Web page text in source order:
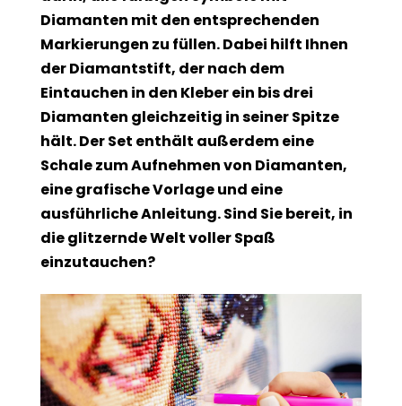
Diamanten mit den entsprechenden
Markierungen zu füllen. Dabei hilft Ihnen
der Diamantstift, der nach dem
Eintauchen in den Kleber ein bis drei
Diamanten gleichzeitig in seiner Spitze
hält. Der Set enthält außerdem eine
Schale zum Aufnehmen von Diamanten,
eine grafische Vorlage und eine
ausführliche Anleitung. Sind Sie bereit, in
die glitzernde Welt voller Spaß
einzutauchen?